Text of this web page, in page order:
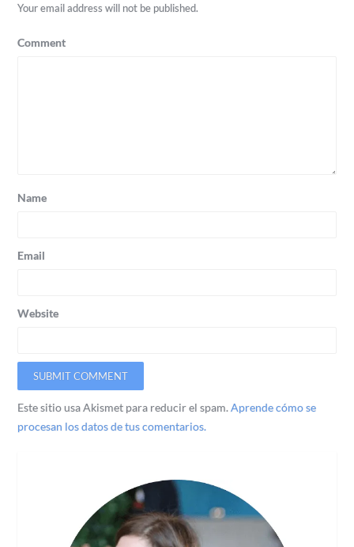
Your email address will not be published.
Comment
Name
Email
Website
Este sitio usa Akismet para reducir el spam.Aprende cómo se
procesan los datos de tus comentarios.